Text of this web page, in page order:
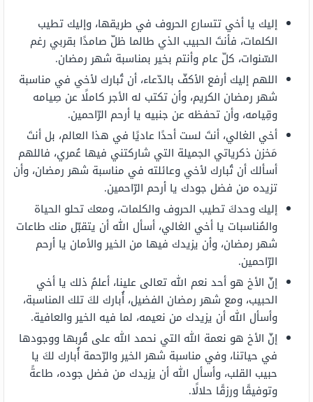
إليك يا أخي تتسارع الحروف في طريقها، وإليك تطيب
الكلمات، فأنتَ الحبيب الذي طالما ظلّ صامدًا بقربي رغم
السّنوات، كلّ عام وأنتم بخير بمناسبة شهر رمضان.
اللهم إليك أرفع الأكفّ بالدّعاء، أن تُبارك لأخي في مناسبة
شهر رمضان الكريم، وأن تكتب له الأجر كاملًا عن صِيامه
وقِيامه، وأن تحفظه عن جنبيه يا أرحم الرّاحمين.
أخي الغالي، أنتَ لست أحدًا عاديًا في هذا العالم، بل أنتَ
مَخزن ذكرياتي الجميلة التي شاركتني فيها عُمري، فاللهم
أسألك أن تُبارك لأخي وعائلته في مناسبة شهر رمضان، وأن
تزيده من فضل جودك يا أرحم الرّاحمين.
إليك وحدكَ تطيب الحروف والكلمات، ومعك تحلو الحياة
والمُناسبات يا أخي الغالي، أسأل الله أن يتقبّل منك طاعات
شهر رمضان، وأن يزيدك فيها من الخير والأمان يا أرحم
الرّاحمين.
إنّ الأخ هو أحد نعم الله تعالى علينا، أعلمُ ذلك يا أخي
الحبيب، ومع شهر رمضان الفضيل، أُبارك لكَ تلك المناسبة،
وأسأل الله أن يزيدك من نعيمه، لما فيه الخير والعافية.
إنّ الأخ هو نعمة الله التي نحمد الله على قُربها ووجودها
في حياتنا، وفي مناسبة شهر الخير والرّحمة أُبارك لكَ يا
حبيب القلب، وأسأل الله أن يزيدك من فضل جوده، طاعةً
وتوفيقًا ورزقًا حلالًا.